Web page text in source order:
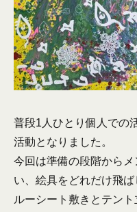
普段1人ひとり個人での
活動となりました。
今回は準備の段階から
い、絵具をどれだけ飛
ルーシート敷きとテン